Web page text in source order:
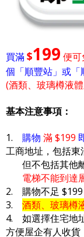
買滿$199 便
個「順豐站」或「
(酒類、玻璃樽液
基本注意事項：
1. 購物 滿 $199
工商地址，包括東
但不包括其他
電梯不能到達
2. 購物不足 $199
3. 酒類、玻璃樽
4. 如選擇住宅地
方便屋企有人收貨